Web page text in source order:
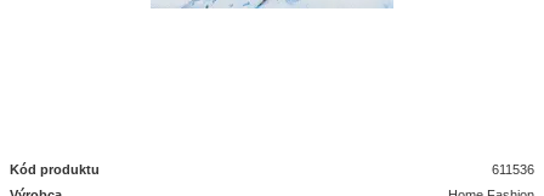
Kód produktu
611536